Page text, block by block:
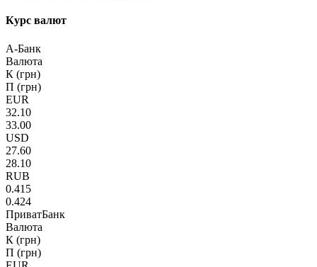
Курс валют
А-Банк
Валюта
К (грн)
П (грн)
EUR
32.10
33.00
USD
27.60
28.10
RUB
0.415
0.424
ПриватБанк
Валюта
К (грн)
П (грн)